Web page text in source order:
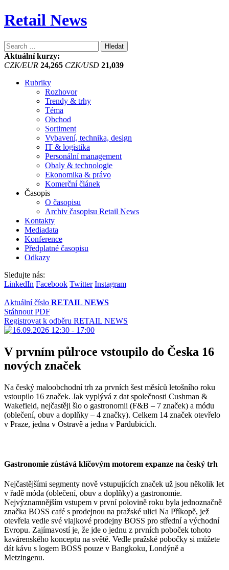
Retail News
Vyhledávání
Aktuální kurzy:
CZK/EUR 24,265 CZK/USD 21,039
Rubriky
Rozhovor
Trendy & trhy
Téma
Obchod
Sortiment
Vybavení, technika, design
IT & logistika
Personální management
Obaly & technologie
Ekonomika & právo
Komerční článek
Časopis
O časopisu
Archiv časopisu Retail News
Kontakty
Mediadata
Konference
Předplatné časopisu
Odkazy
Sledujte nás:
LinkedIn Facebook Twitter Instagram
Aktuální číslo RETAIL NEWS
Stáhnout PDF
Registrovat k odběru RETAIL NEWS
V prvním půlroce vstoupilo do Česka 16
nových značek
Na český maloobchodní trh za prvních šest měsíců letošního roku
vstoupilo 16 značek. Jak vyplývá z dat společnosti Cushman &
Wakefield, nejčastěji šlo o gastronomii (F&B – 7 značek) a módu
(oblečení, obuv a doplňky – 4 značky). Celkem 14 značek otevřelo
v Praze, jedna v Ostravě a jedna v Pardubicích.
Gastronomie zůstává klíčovým motorem expanze na český trh
Nejčastějšími segmenty nově vstupujících značek už jsou několik let
v řadě móda (oblečení, obuv a doplňky) a gastronomie.
Nejvýznamnějším vstupem v první polovině roku byla jednoznačně
značka BOSS café s prodejnou na pražské ulici Na Příkopě, jež
otevřela vedle své vlajkové prodejny BOSS pro střední a východní
Evropu. Zajímavostí je, že jde o jednu z prvních poboček tohoto
kavárenského konceptu na světě. Vedle pražské pobočky si můžete
dát kávu s logem BOSS pouze v Bangkoku, Londýně a
Metzingenu.